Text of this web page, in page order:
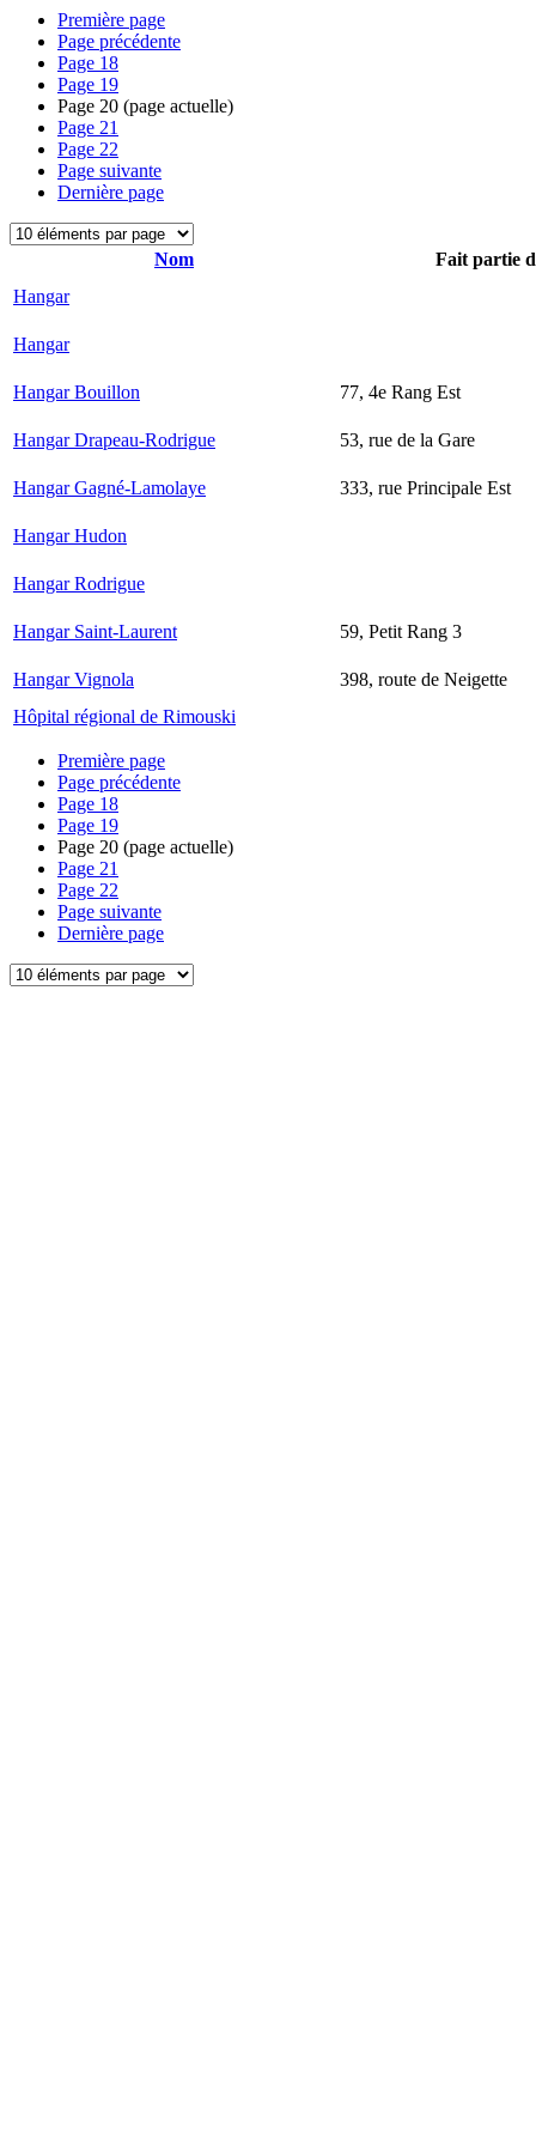
Première page
Page précédente
Page 18
Page 19
Page 20 (page actuelle)
Page 21
Page 22
Page suivante
Dernière page
Nom
Fait partie
Hangar
Hangar
Hangar Bouillon 77, 4e Rang Est
Hangar Drapeau-Rodrigue 53, rue de la Gare
Hangar Gagné-Lamolaye 333, rue Principale Est
Hangar Hudon
Hangar Rodrigue
Hangar Saint-Laurent 59, Petit Rang 3
Hangar Vignola
398, route de Neigette
Hôpital régional de Rimouski
Première page
Page précédente
Page 18
Page 19
Page 20 (page actuelle)
Page 21
Page 22
Page suivante
Dernière page